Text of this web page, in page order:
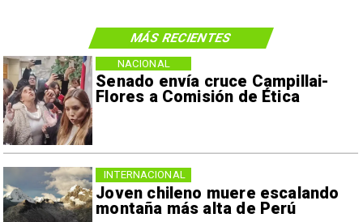
Senado envía cruce Campillai-
Flores a Comisión de Ética
NACIONAL
Joven chileno muere escalando
montaña más alta de Perú
INTERNACIONAL
MÁS RECIENTES